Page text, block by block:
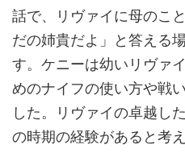
話で、リヴァイに母のこ
だの姉貴だよ」と答える
す。ケニーは幼いリヴァ
めのナイフの使い方や戦
した。リヴァイの卓越し
の時期の経験があると考